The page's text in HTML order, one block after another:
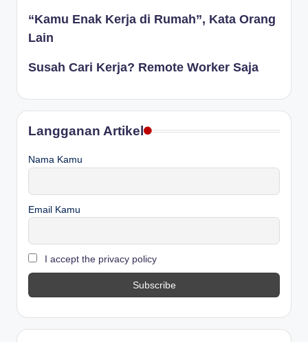
“Kamu Enak Kerja di Rumah”, Kata Orang
Lain
Susah Cari Kerja? Remote Worker Saja
Langganan Artikel
Nama Kamu
Email Kamu
I accept the privacy policy